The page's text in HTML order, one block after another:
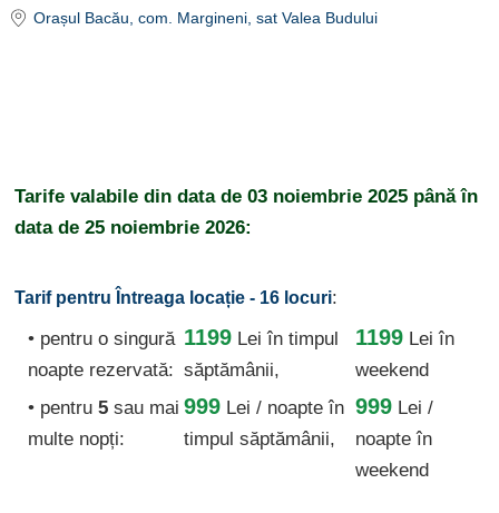
Orașul Bacău, com. Margineni, sat Valea Budului
Tarife valabile din data de 03 noiembrie 2025 până în
data de 25 noiembrie 2026:
Tarif pentru Întreaga locație - 16 locuri:
• pentru o singură
noapte rezervată:
1199 Lei în timpul
săptămânii,
1199 Lei în
weekend
• pentru 5 sau mai
multe nopți:
999 Lei / noapte în
timpul săptămânii,
999 Lei /
noapte în
weekend